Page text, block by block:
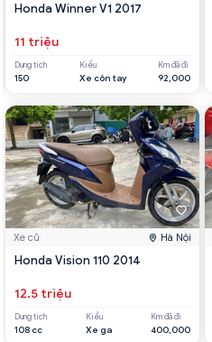
Honda Winner V1 2017
11 triệu
Dung tích
150
Kiểu
Xe côn tay
Km đã đi
92,000
Xe cũ Hà Nội
Honda Vision 110 2014
12.5 triệu
Dung tích
108 cc
Kiểu
Xe ga
Km đã đi
400,000